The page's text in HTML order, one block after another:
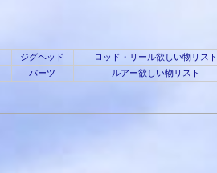
ジグヘッド ロッド・リール欲しい物リスト
パーツ ルアー欲しい物リスト